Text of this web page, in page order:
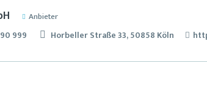
Anbieter
999 Horbeller Straße 33, 50858 Köln